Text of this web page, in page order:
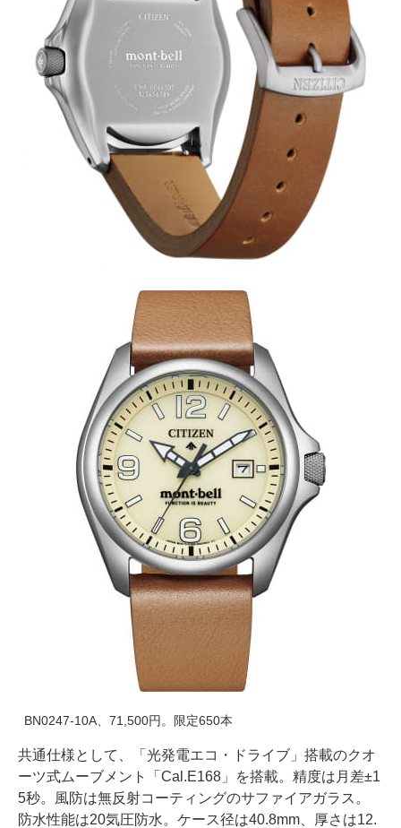
BN0247-10A、71,500円。限定650本
共通仕様として、「光発電エコ・ドライブ」搭載のクオ
ーツ式ムーブメント「Cal.E168」を搭載。精度は月差±1
5秒。風防は無反射コーティングのサファイアガラス。
防水性能は20気圧防水。ケース径は40.8mm、厚さは12.